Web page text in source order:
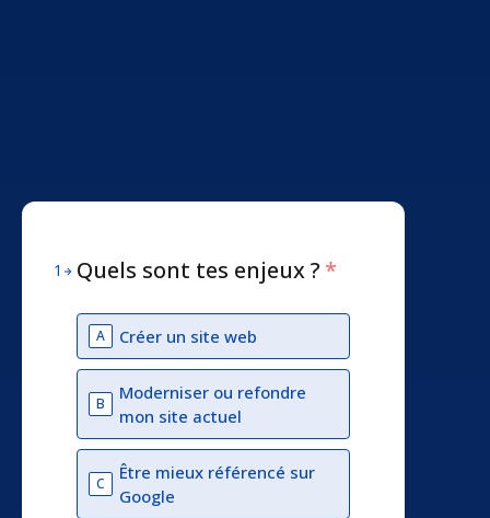
1 Quels sont tes enjeux ? *
A Créer un site web
B
Moderniser ou refondre
mon site actuel
C
Être mieux référencé sur
Google